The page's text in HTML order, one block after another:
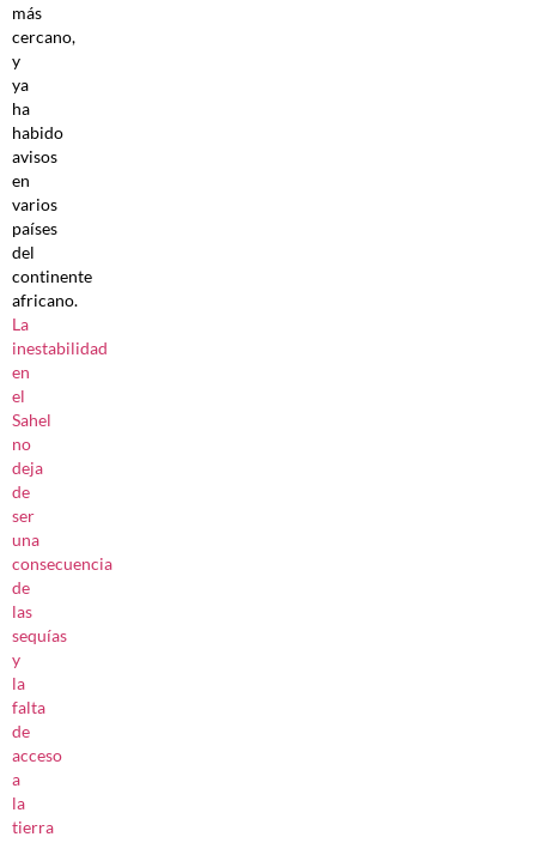
más
cercano,
y
ya
ha
habido
avisos
en
varios
países
del
continente
africano.
La
inestabilidad
en
el
Sahel
no
deja
de
ser
una
consecuencia
de
las
sequías
y
la
falta
de
acceso
a
la
tierra